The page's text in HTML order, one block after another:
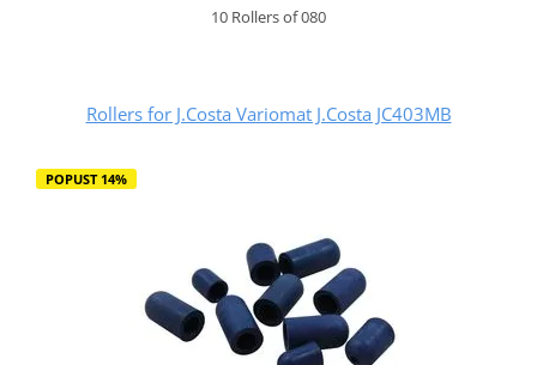
10 Rollers of 080
Rollers for J.Costa Variomat J.Costa JC403MB
POPUST 14%